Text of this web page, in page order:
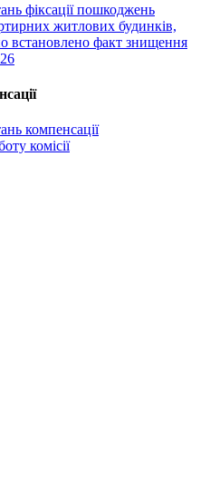
фіксації пошкоджень
житлових будинків,
встановлено факт знищення
компенсації
комісії